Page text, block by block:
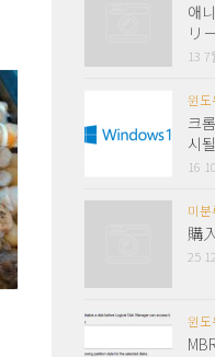
애
リ
13
윈도
크
시
16
미분
購
25
윈도